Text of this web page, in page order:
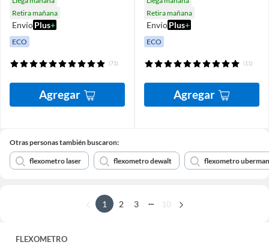
Retira mañana
EnvíoPlus+
ECO
(71)
Agregar
Retira mañana
EnvíoPlus+
ECO
(11)
Agregar
Otras personas también buscaron:
flexometro laser flexometro dewalt flexometro uberman
1 2 3 10
FLEXOMETRO